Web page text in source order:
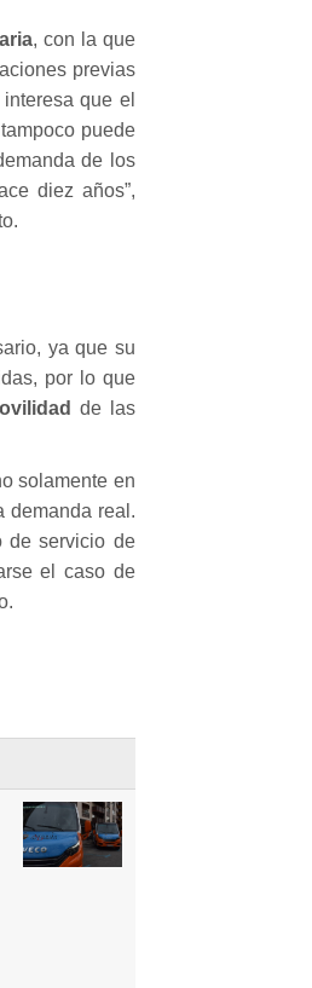
, con la que
previas
que el
puede
de los
diez años”,
ya que su
por lo que
de las
solamente en
demanda real.
de servicio de
el caso de